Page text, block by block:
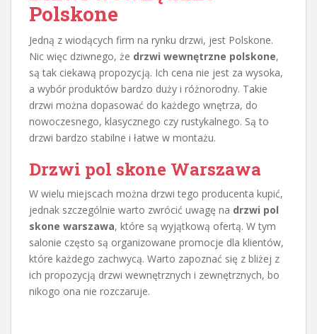
Polskone
Jedną z wiodących firm na rynku drzwi, jest Polskone.
Nic więc dziwnego, że drzwi wewnętrzne polskone,
są tak ciekawą propozycją. Ich cena nie jest za wysoka,
a wybór produktów bardzo duży i różnorodny. Takie
drzwi można dopasować do każdego wnętrza, do
nowoczesnego, klasycznego czy rustykalnego. Są to
drzwi bardzo stabilne i łatwe w montażu.
Drzwi pol skone Warszawa
W wielu miejscach można drzwi tego producenta kupić,
jednak szczególnie warto zwrócić uwagę na drzwi pol
skone warszawa, które są wyjątkową ofertą. W tym
salonie często są organizowane promocje dla klientów,
które każdego zachwycą. Warto zapoznać się z bliżej z
ich propozycją drzwi wewnętrznych i zewnętrznych, bo
nikogo ona nie rozczaruje.